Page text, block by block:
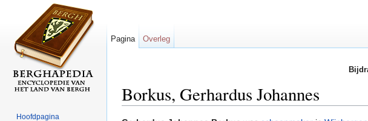
Borkus, Gerhardus Johannes
Pagina Overleg
Hoofdpagina